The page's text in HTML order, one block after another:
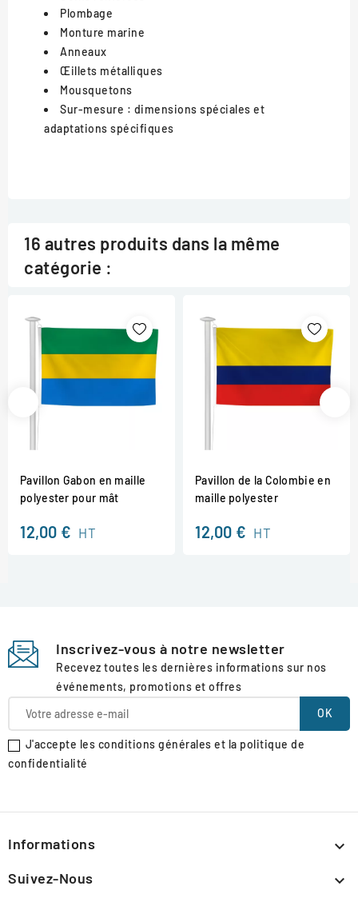
Plombage
Monture marine
Anneaux
Œillets métalliques
Mousquetons
Sur-mesure : dimensions spéciales et
adaptations spécifiques
16 autres produits dans la même
catégorie :
Pavillon Gabon en maille
polyester pour mât
12,00 € HT
Pavillon de la Colombie en
maille polyester
12,00 € HT
Inscrivez-vous à notre newsletter
Recevez toutes les dernières informations sur nos
événements, promotions et offres
J'accepte les conditions générales et la politique de
confidentialité
Informations 
Suivez-Nous 